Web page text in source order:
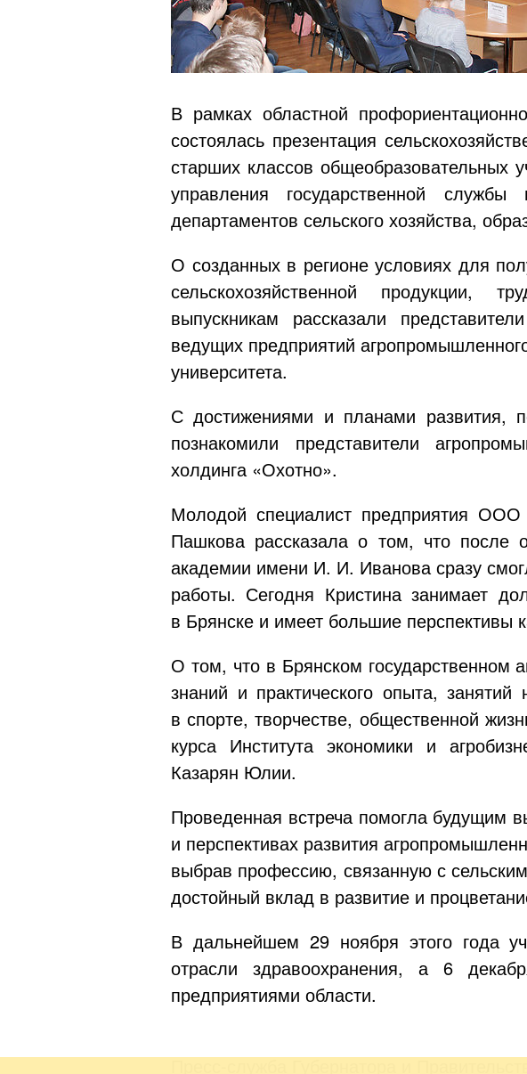
В рамках областной
состоялась презентация
старших классов общеобразовательных
управления государственной
департаментов сельского хозяйства,
О созданных в регионе условиях для
сельскохозяйственной продукции,
выпускникам рассказали
ведущих предприятий
университета.
С достижениями и планами развития,
познакомили представители
холдинга «Охотно».
Молодой специалист предприятия ООО
Пашкова рассказала о том, что после
академии имени И. И. Ивановасразу
работы. Сегодня Кристина занимает
в Брянске и имеет большие перспективы
О том, что в Брянском государственном
знаний и практического опыта,
в спорте, творчестве, общественной
курса Института экономики и
Казарян Юлии.
Проведенная встреча помогла будущим
и перспективах развития
выбрав профессию, связанную с
достойный вклад в развитие и
В дальнейшем 29 ноября этого года
отрасли здравоохранения, а 6
предприятиями области.
Пресс-служба Губернатора и